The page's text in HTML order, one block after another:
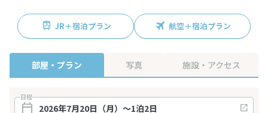
JR＋宿泊プラン 航空＋宿泊プラン
部屋・プラン 写真 施設・アクセス
日程